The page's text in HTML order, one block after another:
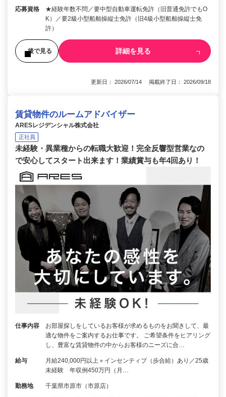
応募資格
★経験年数不問／要中型自動車運転免許（旧普通免許でもO
K）／要2級小型船舶操縦士免許（旧4級小型船舶操縦士免
許）
後で見る 詳細を見る
更新日： 2026/07/14 掲載終了日： 2026/09/18
賃貸物件のルームアドバイザー
ARESレジデンシャル株式会社
正社員
未経験・異業種からの転職大歓迎！完全反響型営業なの
で安心してスタート出来ます！業績賞与も年4回あり！
仕事内容
お部屋探しをしているお客様が求めるものをお聞きして、最
適な物件をご案内するお仕事です。 ご希望条件をヒアリング
し、豊富な賃貸物件の中からお客様のニーズに合…
給与
月給240,000円以上＋インセンティブ（歩合給）あり／25歳
未経験 年収例450万円（月…
勤務地 千葉県市原市（市原店）